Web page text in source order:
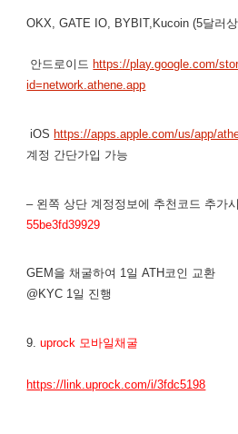
OKX, GATE IO, BYBIT,Kucoin (5달러
안드로이드 https://play.google.com/
id=network.athene.app
iOS https://apps.apple.com/us/app/
계정 간단가입 가능
– 왼쪽 상단 계정정보에 추천코드 추가
55be3fd39929
GEM을 채굴하여 1일 ATH코인 교환
@KYC 1일 진행
9.uprock 모바일채굴
https://link.uprock.com/i/3fdc5198